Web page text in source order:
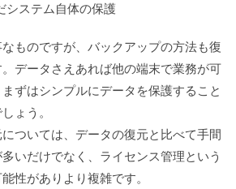
システム自体の保護
ものですが、バックアップの方法も復
データさえあれば他の端末で業務が可
ずはシンプルにデータを保護すること
ょう。
ついては、データの復元と比べて手間
いだけでなく、ライセンス管理という
性がありより複雑です。